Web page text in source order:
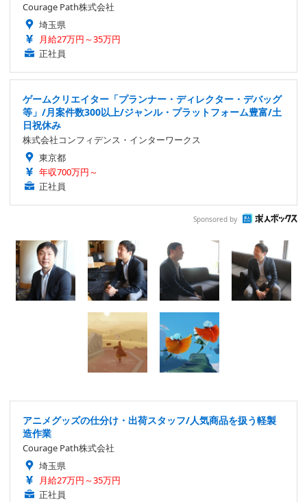
Courage Path株式会社
埼玉県
月給27万円～35万円
正社員
ゲームクリエイター「プランナー・ディレクター・デバッグ
等」/月案件数300以上/ジャンル・プラットフォーム豊富/土
日祝休み
株式会社コンフィデンス・インターワークス
東京都
年収700万円～
正社員
Sponsored by
アニメグッズの仕分け・出荷スタッフ/人気商品を扱う軽製
造作業
Courage Path株式会社
埼玉県
月給27万円～35万円
正社員